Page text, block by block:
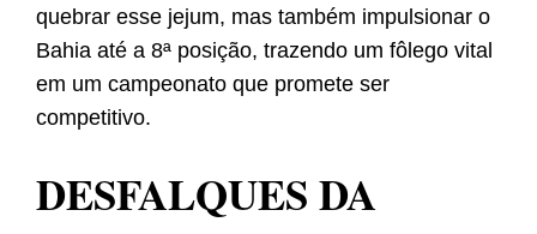
quebrar esse jejum, mas também impulsionar o
Bahia até a 8ª posição, trazendo um fôlego vital
em um campeonato que promete ser
competitivo.
DESFALQUES DA